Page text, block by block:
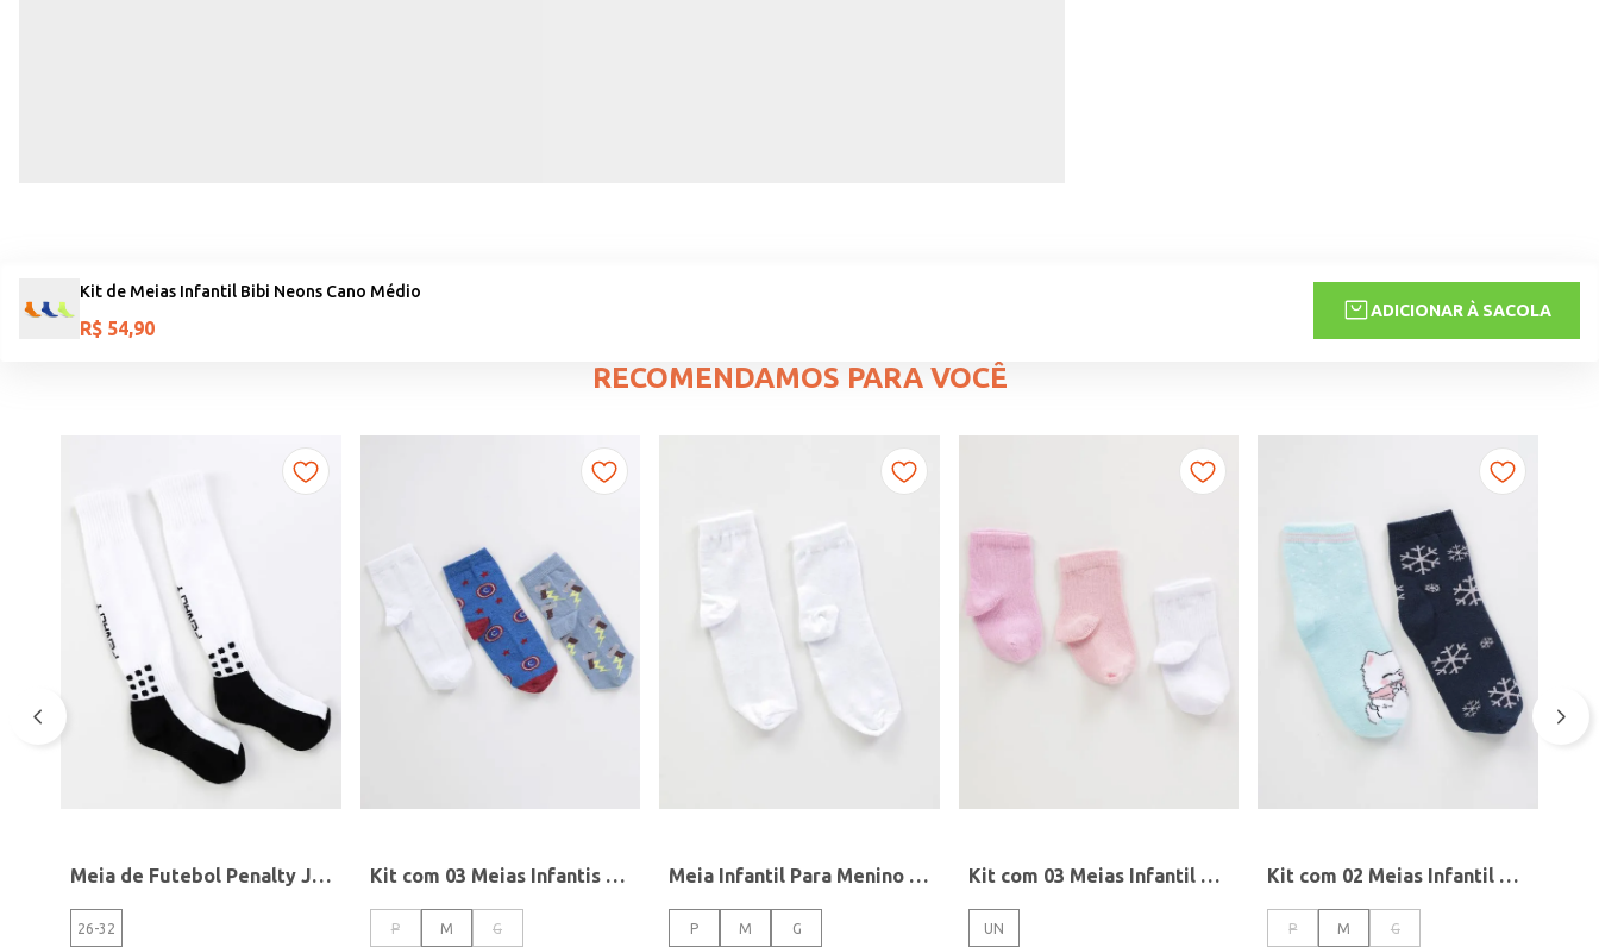
Kit de Meias Infantil Bibi Neons Cano Médio
R$ 54,90
ADICIONAR À SACOLA
RECOMENDAMOS PARA VOCÊ
Meia de Futebol Penalty Juvenil Para Menino - BRANCO
26-32
Kit com 03 Meias Infantis Para Menino - AZUL/BRANCO/AZUL CLARO
P M G
Meia Infantil Para Menino - BRANCO
P M G
Kit com 03 Meias Infantil Para Bebê- BRANCO/SALMAO/ROSA
UN
Kit com 02 Meias Infantil Para Menina - AZUL/PRETO
P M G